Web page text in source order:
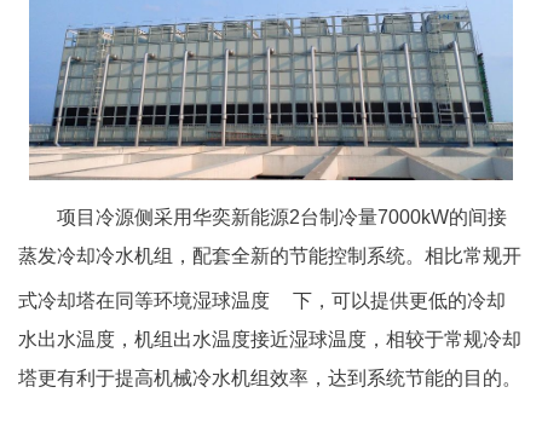
项目冷源侧采用华奕新能源2台制冷量7000kW的间接
蒸发冷却冷水机组，配套全新的节能控制系统。相比常规开
式冷却塔在同等环境湿球温度
下，可以提供更低的冷却
水出水温度，机组出水温度接近湿球温度，相较于常规冷却
塔更有利于提高机械冷水机组效率，达到系统节能的目的。